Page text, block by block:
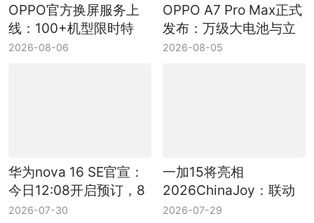
OPPO官方换屏服务上
线：100+机型限时特
惠，原厂屏享180天质
2026-08-06
OPPO A7 Pro Max正式
发布：万级大电池与立
体浮雕纹理成看点
2026-08-05
华为nova 16 SE官宣：
今日12:08开启预订，8
月5日正式发布
2026-07-30
一加15将亮相
2026ChinaJoy：联动
PEL举办和平精英CJ快
2026-07-29